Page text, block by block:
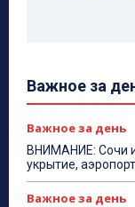
Важное за
Важное за день
ВНИМАНИЕ: Сочи и
укрытие,
Важное за день